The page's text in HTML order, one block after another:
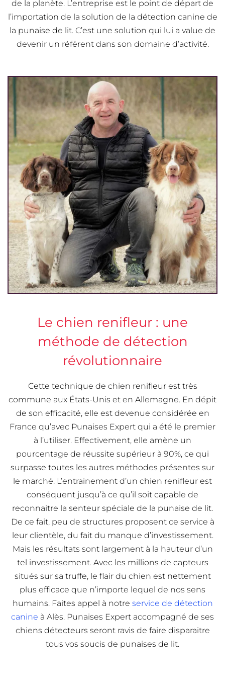
de la planète. L’entreprise est le point de départ de
l’importation de la solution de la détection canine de
la punaise de lit. C’est une solution qui lui a value de
devenir un référent dans son domaine d’activité.
Le chien renifleur : une
méthode de détection
révolutionnaire
Cette technique de chien renifleur est très
commune aux États-Unis et en Allemagne. En dépit
de son efficacité, elle est devenue considérée en
France qu’avec Punaises Expert qui a été le premier
à l’utiliser. Effectivement, elle amène un
pourcentage de réussite supérieur à 90%, ce qui
surpasse toutes les autres méthodes présentes sur
le marché. L’entrainement d’un chien renifleur est
conséquent jusqu’à ce qu’il soit capable de
reconnaitre la senteur spéciale de la punaise de lit.
De ce fait, peu de structures proposent ce service à
leur clientèle, du fait du manque d’investissement.
Mais les résultats sont largement à la hauteur d’un
tel investissement. Avec les millions de capteurs
situés sur sa truffe, le flair du chien est nettement
plus efficace que n’importe lequel de nos sens
humains. Faites appel à notre service de détection
canine à Alès. Punaises Expert accompagné de ses
chiens détecteurs seront ravis de faire disparaitre
tous vos soucis de punaises de lit.